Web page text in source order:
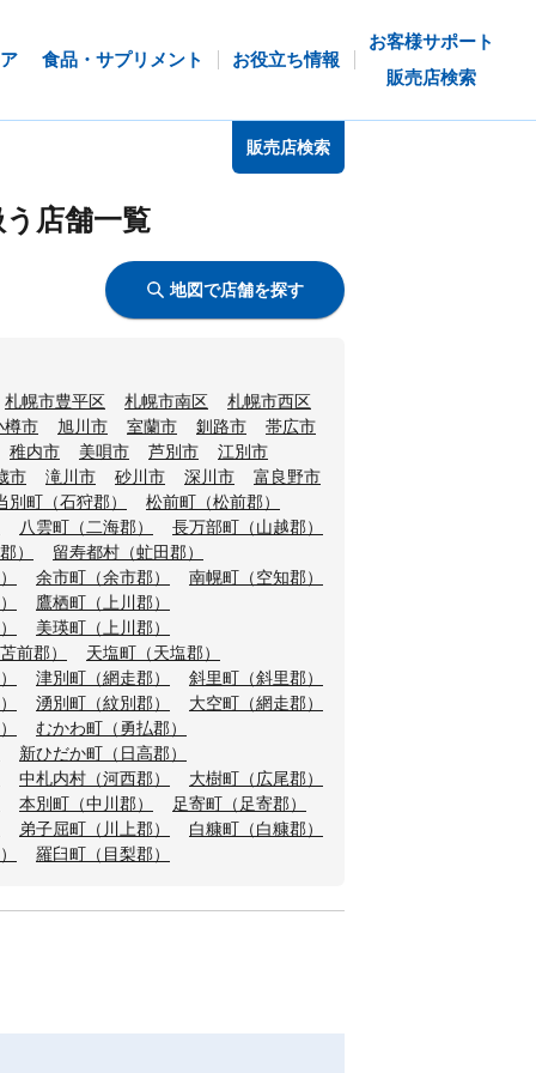
食品・サプリメント お役立ち情報
お客様サポート
販売店検索
販売店検索
店舗一覧
地図で店舗を探す
札幌市豊平区 札幌市南区
札幌市西区
樽市 旭川市 室蘭市 釧路市
帯広市
稚内市 美唄市 芦別市
江別市
市 滝川市 砂川市 深川市
富良野市
別町（石狩郡）
松前町（松前郡）
八雲町（二海郡）
長万部町（山越郡）
）
留寿都村（虻田郡）
余市町（余市郡）
南幌町（空知郡）
鷹栖町（上川郡）
美瑛町（上川郡）
前郡）
天塩町（天塩郡）
津別町（網走郡）
斜里町（斜里郡）
湧別町（紋別郡）
大空町（網走郡）
むかわ町（勇払郡）
新ひだか町（日高郡）
中札内村（河西郡）
大樹町（広尾郡）
本別町（中川郡）
足寄町（足寄郡）
弟子屈町（川上郡）
白糠町（白糠郡）
羅臼町（目梨郡）